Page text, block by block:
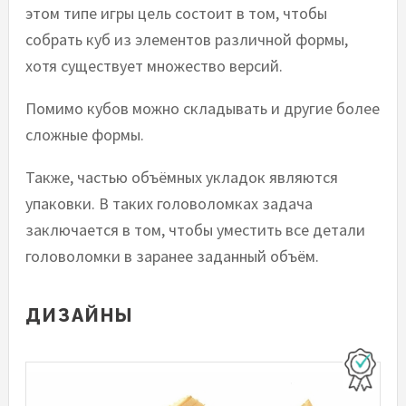
этом типе игры цель состоит в том, чтобы
собрать куб из элементов различной формы,
хотя существует множество версий.
Помимо кубов можно складывать и другие более
сложные формы.
Также, частью объёмных укладок являются
упаковки. В таких головоломках задача
заключается в том, чтобы уместить все детали
головоломки в заранее заданный объём.
ДИЗАЙНЫ